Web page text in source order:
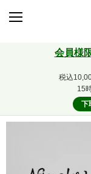
会員様
税込
15
下